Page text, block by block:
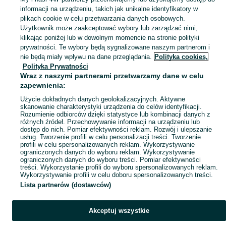
KATEGORIA
Skorzystaj z największego serwisu ogłoszeniowego - Aleksandrów i okolice! Kupuj to, czego pragniesz i sprzedawaj to, czego już nie potrzebujesz! Zobacz
Mapa kategorii
Mapa miejscowości
Mapa ministron
Popularne wyszukiwania
informacji na urządzeniu, takich jak unikalne identyfikatory w
plikach cookie w celu przetwarzania danych osobowych.
Użytkownik może zaakceptować wybory lub zarządzać nimi,
klikając poniżej lub w dowolnym momencie na stronie polityki
prywatności. Te wybory będą sygnalizowane naszym partnerom i
nie będą miały wpływu na dane przeglądania. Polityka cookies,
Polityka Prywatności
Wraz z naszymi partnerami przetwarzamy dane w celu
zapewnienia:
Użycie dokładnych danych geolokalizacyjnych. Aktywne
skanowanie charakterystyki urządzenia do celów identyfikacji.
Rozumienie odbiorców dzięki statystyce lub kombinacji danych z
różnych źródeł. Przechowywanie informacji na urządzeniu lub
dostęp do nich. Pomiar efektywności reklam. Rozwój i ulepszanie
usług. Tworzenie profili w celu personalizacji treści. Tworzenie
profili w celu spersonalizowanych reklam. Wykorzystywanie
ograniczonych danych do wyboru reklam. Wykorzystywanie
ograniczonych danych do wyboru treści. Pomiar efektywności
treści. Wykorzystanie profili do wyboru spersonalizowanych reklam.
Wykorzystywanie profili w celu doboru spersonalizowanych treści.
Lista partnerów (dostawców)
Akceptuj wszystkie